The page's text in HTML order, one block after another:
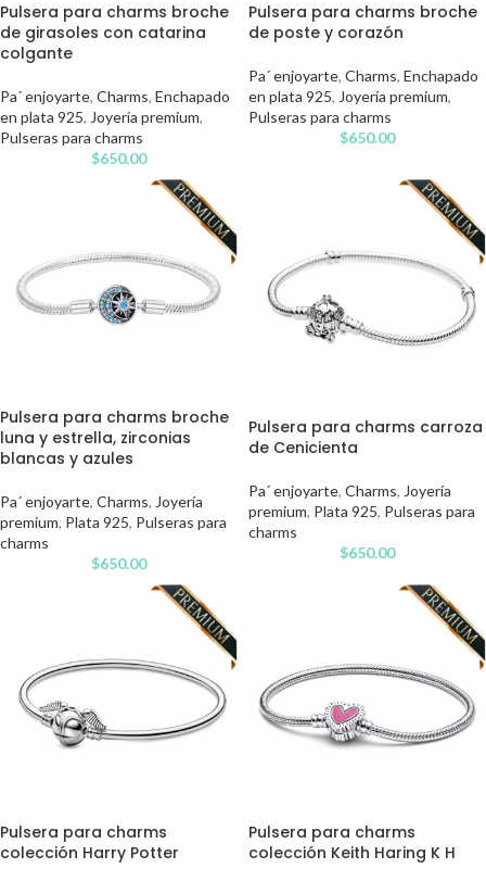
Pulsera para charms broche
de girasoles con catarina
colgante
Pa´ enjoyarte, Charms, Enchapado
en plata 925, Joyería premium,
Pulseras para charms
$650.00
Pulsera para charms broche
de poste y corazón
Pa´ enjoyarte, Charms, Enchapado
en plata 925, Joyería premium,
Pulseras para charms
$650.00
Pulsera para charms broche
luna y estrella, zirconias
blancas y azules
Pa´ enjoyarte, Charms, Joyería
premium, Plata 925, Pulseras para
charms
$650.00
Pulsera para charms carroza
de Cenicienta
Pa´ enjoyarte, Charms, Joyería
premium, Plata 925, Pulseras para
charms
$650.00
Pulsera para charms
colección Harry Potter
Pulsera para charms
colección Keith Haring K H